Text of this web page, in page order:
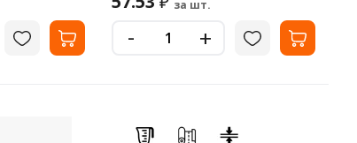
за шт.
- +